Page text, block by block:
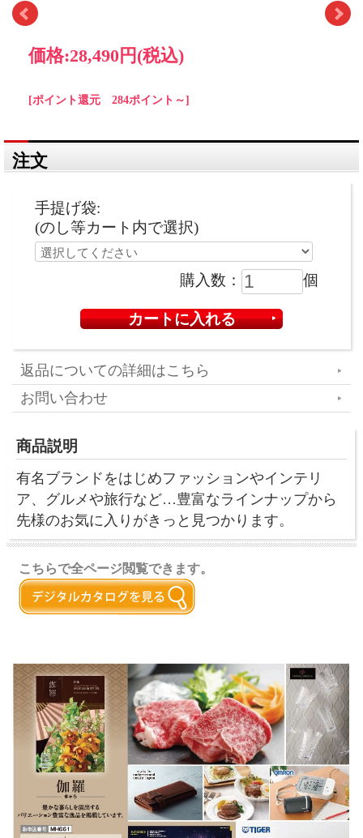
価格:28,490円 (税込)
[ポイント還元 284ポイント～]
注文
手提げ袋:
(のし等カート内で選択)
購入数： 個
返品についての詳細はこちら
お問い合わせ
商品説明
有名ブランドをはじめファッションやインテリ
ア、グルメや旅行など…豊富なラインナップから
先様のお気に入りがきっと見つかります。
こちらで全ページ閲覧できます。